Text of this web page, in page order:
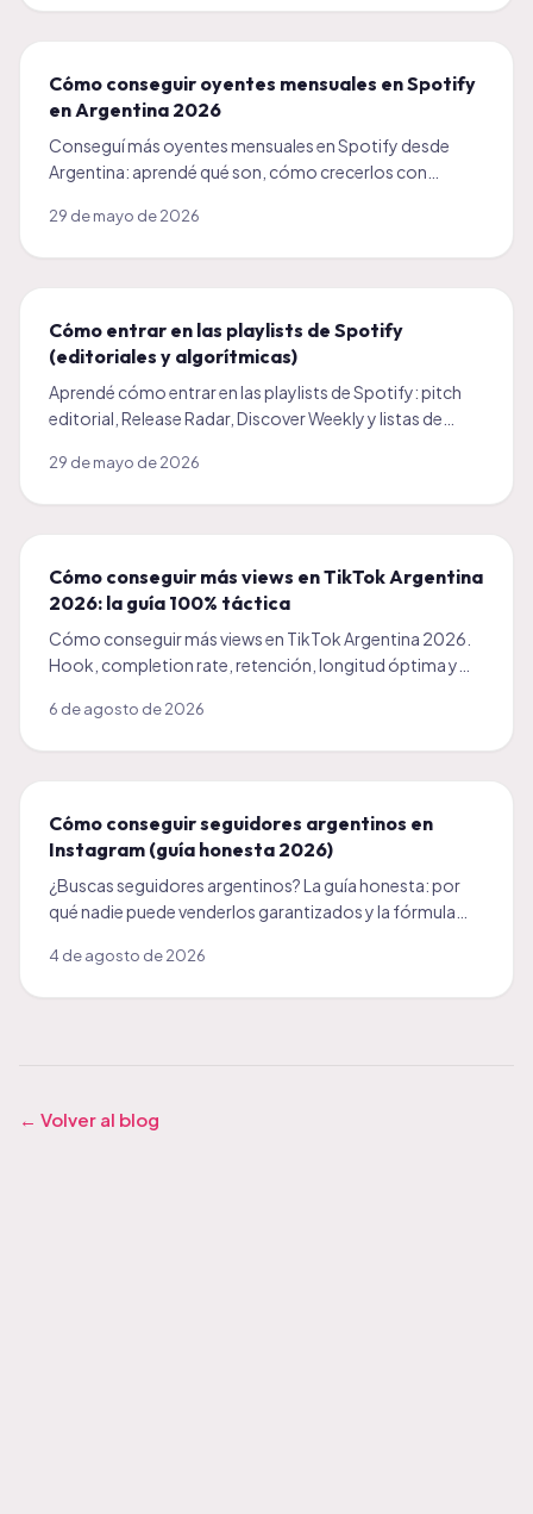
Cómo conseguir oyentes mensuales en Spotify
en Argentina 2026
Conseguí más oyentes mensuales en Spotify desde
Argentina: aprendé qué son, cómo crecerlos con
voseo.
29 de mayo de 2026
Cómo entrar en las playlists de Spotify
(editoriales y algorítmicas)
Aprendé cómo entrar en las playlists de Spotify: pitch
editorial, Release Radar, Discover Weekly y listas de
29 de mayo de 2026
Cómo conseguir más views en TikTok Argentina
2026: la guía 100% táctica
Cómo conseguir más views en TikTok Argentina 2026.
Hook, completion rate, retención, longitud óptima y
6 de agosto de 2026
Cómo conseguir seguidores argentinos en
Instagram (guía honesta 2026)
¿Buscas seguidores argentinos? La guía honesta: por
qué nadie puede venderlos garantizados y la fórmula
4 de agosto de 2026
← Volver al blog